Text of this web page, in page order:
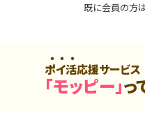
既に会員の方
ポイ活応援サービス
「モッピー」っ